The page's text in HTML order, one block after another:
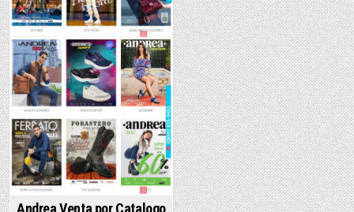
Andrea Venta por Catalogo